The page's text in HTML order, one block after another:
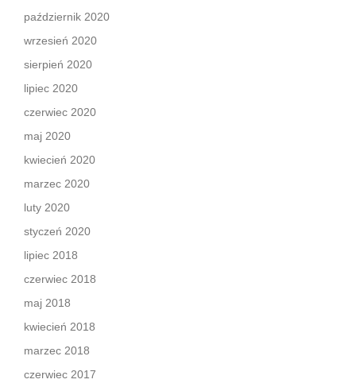
październik 2020
wrzesień 2020
sierpień 2020
lipiec 2020
czerwiec 2020
maj 2020
kwiecień 2020
marzec 2020
luty 2020
styczeń 2020
lipiec 2018
czerwiec 2018
maj 2018
kwiecień 2018
marzec 2018
czerwiec 2017